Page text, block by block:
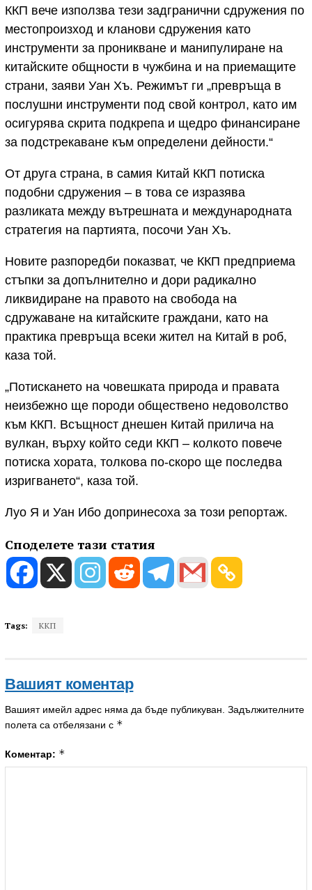
ККП вече използва тези задгранични сдружения по
местопроизход и кланови сдружения като
инструменти за проникване и манипулиране на
китайските общности в чужбина и на приемащите
страни, заяви Уан Хъ. Режимът ги „превръща в
послушни инструменти под свой контрол, като им
осигурява скрита подкрепа и щедро финансиране
за подстрекаване към определени дейности.“
От друга страна, в самия Китай ККП потиска
подобни сдружения – в това се изразява
разликата между вътрешната и международната
стратегия на партията, посочи Уан Хъ.
Новите разпоредби показват, че ККП предприема
стъпки за допълнително и дори радикално
ликвидиране на правото на свобода на
сдружаване на китайските граждани, като на
практика превръща всеки жител на Китай в роб,
каза той.
„Потискането на човешката природа и правата
неизбежно ще породи обществено недоволство
към ККП. Всъщност днешен Китай прилича на
вулкан, върху който седи ККП – колкото повече
потиска хората, толкова по-скоро ще последва
изригването“, каза той.
Луо Я и Уан Ибо допринесоха за този репортаж.
Споделете тази статия
Tags: ККП
Вашият коментар
Вашият имейл адрес няма да бъде публикуван. Задължителните
полета са отбелязани с *
Коментар: *